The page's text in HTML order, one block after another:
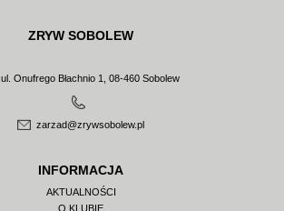
ZRYW SOBOLEW
ul. Onufrego Błachnio 1, 08-460 Sobolew
zarzad@zrywsobolew.pl
INFORMACJA
AKTUALNOŚCI
O KLUBIE